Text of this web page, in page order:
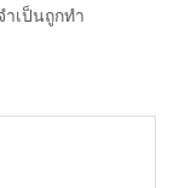
เป็นถูกทำ